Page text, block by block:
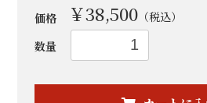
価格 ￥38,500 （税込）
数量